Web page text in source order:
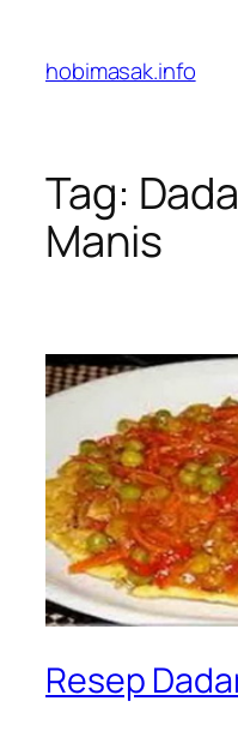
content
hobimasak.info
Tag:
Manis
Resep